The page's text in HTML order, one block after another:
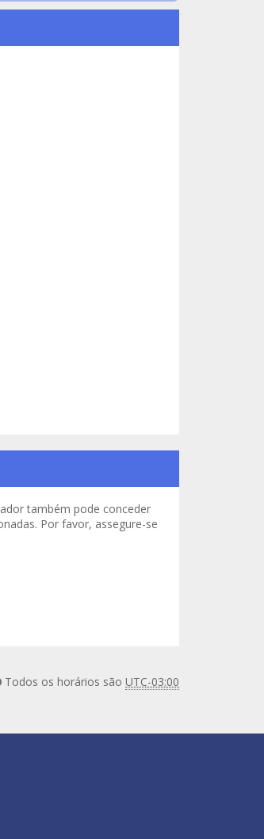
também pode conceder
Por favor, assegure-se
Todos os horários são UTC-03:00